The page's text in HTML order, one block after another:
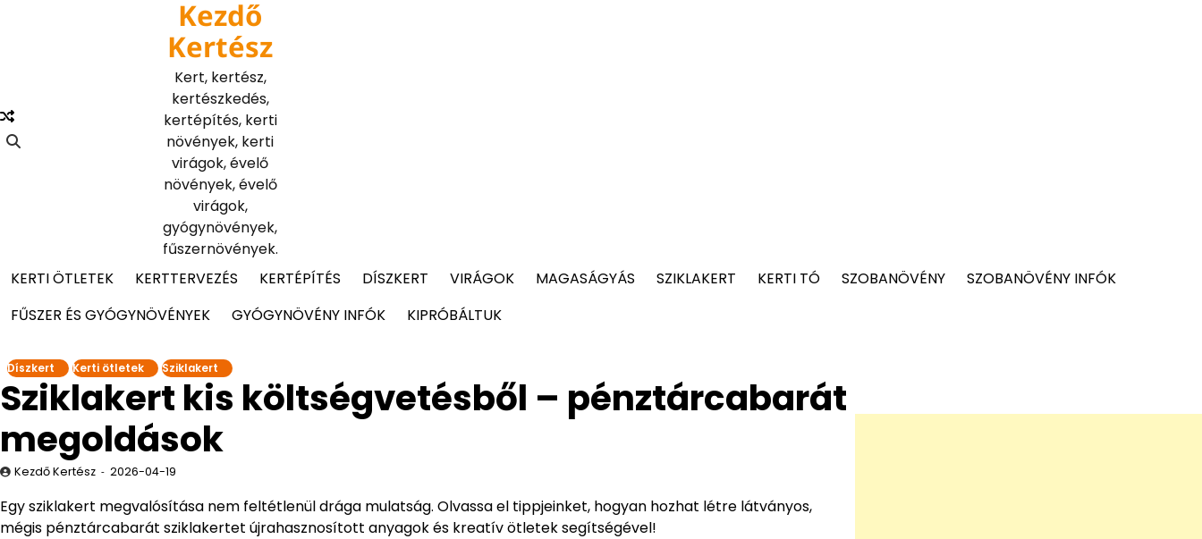
Kezdő
Kertész
Kert, kertész,
kertészkedés,
kertépítés, kerti
növények, kerti
virágok, évelő
növények, évelő
virágok,
gyógynövények,
fűszernövények.
KERTI ÖTLETEK
KERTTERVEZÉS KERTÉPÍTÉS DÍSZKERT VIRÁGOK MAGASÁGYÁS SZIKLAKERT KERTI TÓ SZOBANÖVÉNY
SZOBANÖVÉNY INFÓK
FŰSZER ÉS GYÓGYNÖVÉNYEK
GYÓGYNÖVÉNY INFÓK KIPRÓBÁLTUK
Díszkert Kerti ötletek Sziklakert
Sziklakert kis költségvetésből – pénztárcabarát
megoldások
Kezdő Kertész 2026-04-19
Egy sziklakert megvalósítása nem feltétlenül drága mulatság. Olvassa el tippjeinket, hogyan hozhat létre látványos,
mégis pénztárcabarát sziklakertet újrahasznosított anyagok és kreatív ötletek segítségével!